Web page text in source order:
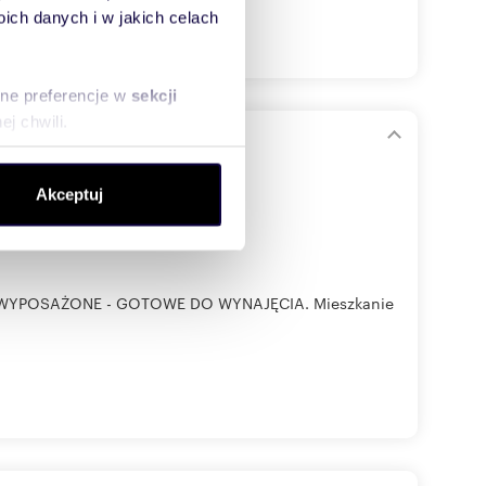
danych i w jakich celach
preferencje w sekcji
chwili.
społecznościowym,
od Ciebie lub
Akceptuj
- GOTOWE DO WYNAJĘCIA. Mieszkanie